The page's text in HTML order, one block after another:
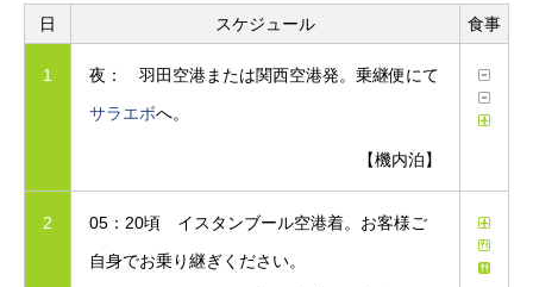
日 スケジュール 食事
1
夜： 羽田空港または関西空港発。乗継便にて
サラエボへ。
【機内泊】
2
05：20頃 イスタンブール空港着。お客様ご
自身でお乗り継ぎください。